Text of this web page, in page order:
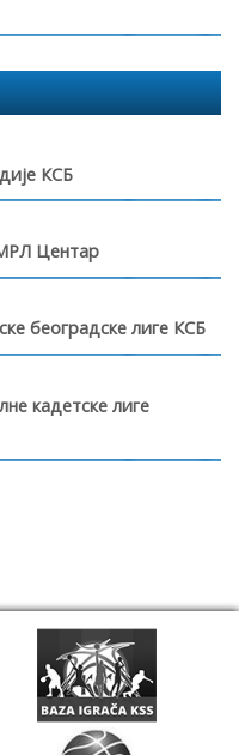
КСБ
Центар
београдске лиге КСБ
кадетске лиге